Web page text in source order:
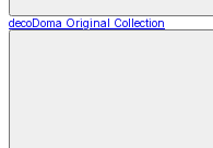
decoDoma Original Collection